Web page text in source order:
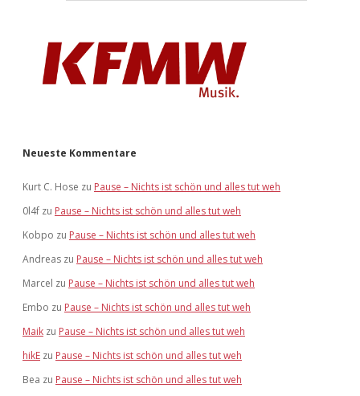
Neueste Kommentare
Kurt C. Hose zu Pause – Nichts ist schön und alles tut weh
0l4f zu Pause – Nichts ist schön und alles tut weh
Kobpo zu Pause – Nichts ist schön und alles tut weh
Andreas zu Pause – Nichts ist schön und alles tut weh
Marcel zu Pause – Nichts ist schön und alles tut weh
Embo zu Pause – Nichts ist schön und alles tut weh
Maik zu Pause – Nichts ist schön und alles tut weh
hikE zu Pause – Nichts ist schön und alles tut weh
Bea zu Pause – Nichts ist schön und alles tut weh